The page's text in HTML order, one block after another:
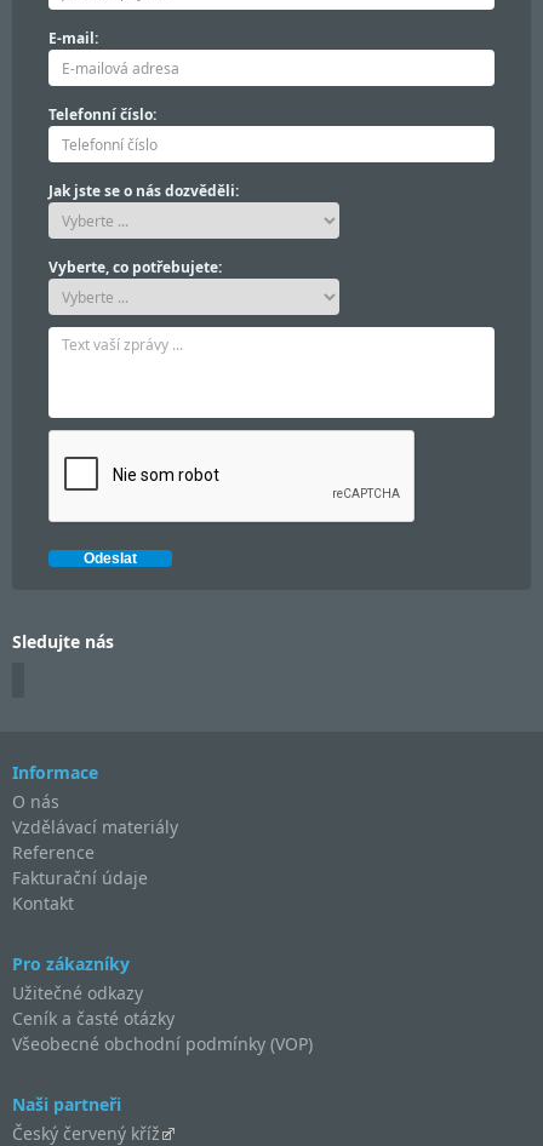
E-mail:
Telefonní číslo:
Jak jste se o nás dozvěděli:
Vyberte, co potřebujete:
Sledujte nás
Informace
O nás
Vzdělávací materiály
Reference
Fakturační údaje
Kontakt
Pro zákazníky
Užitečné odkazy
Ceník a časté otázky
Všeobecné obchodní podmínky (VOP)
Naši partneři
Český červený kříž